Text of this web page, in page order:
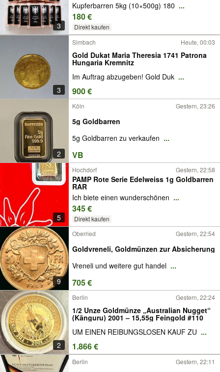
3
Kupferbarren 5kg (10×500g) 180 ...
180 €
Direkt kaufen
3
Simbach Heute, 00:03
Gold Dukat Maria Theresia 1741 Patrona
Hungaria Kremnitz
Im Auftrag abzugeben! Gold Duk ...
900 €
2
Köln Gestern, 23:26
5g Goldbarren
5g Goldbarren zu verkaufen ...
VB
5
Hochdorf Gestern, 22:58
PAMP Rote Serie Edelweiss 1g Goldbarren
RAR
Ich biete einen wunderschönen ...
345 €
Direkt kaufen
9
Oberried Gestern, 22:54
Goldvreneli, Goldmünzen zur Absicherung
Vreneli und weitere gut handel ...
705 €
2
Berlin Gestern, 22:24
1/2 Unze Goldmünze „Australian Nugget“
(Känguru) 2001 – 15,55g Feingold #110
UM EINEN REIBUNGSLOSEN KAUF ZU ...
1.866 €
Berlin Gestern, 22:11